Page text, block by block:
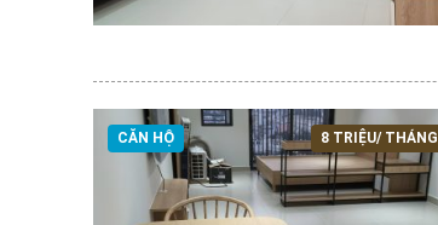
CĂN HỘ 8 TRIỆU/ THÁNG